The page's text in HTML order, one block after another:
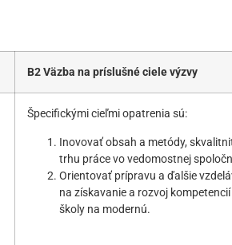
B2 Väzba na príslušné ciele výzvy
Špecifickými cieľmi opatrenia sú:
Inovovať obsah a metódy,
trhu práce vo vedomostnej
Orientovať prípravu a ďalšie
na získavanie a rozvoj
školy na modernú.